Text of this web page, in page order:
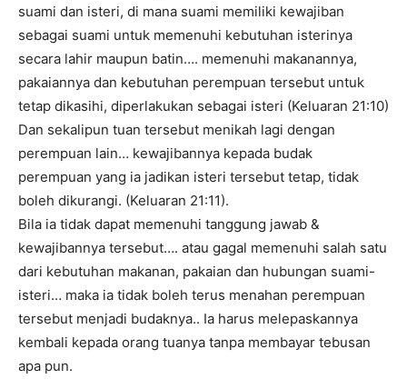
suami dan isteri, di mana suami memiliki kewajiban
sebagai suami untuk memenuhi kebutuhan isterinya
secara lahir maupun batin…. memenuhi makanannya,
pakaiannya dan kebutuhan perempuan tersebut untuk
tetap dikasihi, diperlakukan sebagai isteri (Keluaran 21:10)
Dan sekalipun tuan tersebut menikah lagi dengan
perempuan lain… kewajibannya kepada budak
perempuan yang ia jadikan isteri tersebut tetap, tidak
boleh dikurangi. (Keluaran 21:11).
Bila ia tidak dapat memenuhi tanggung jawab &
kewajibannya tersebut…. atau gagal memenuhi salah satu
dari kebutuhan makanan, pakaian dan hubungan suami-
isteri… maka ia tidak boleh terus menahan perempuan
tersebut menjadi budaknya.. Ia harus melepaskannya
kembali kepada orang tuanya tanpa membayar tebusan
apa pun.